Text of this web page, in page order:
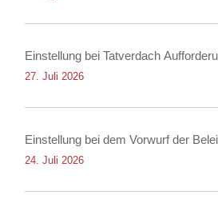
Einstellung bei Tatverdach
27. Juli 2026
Einstellung bei dem Vorwurf der
24. Juli 2026